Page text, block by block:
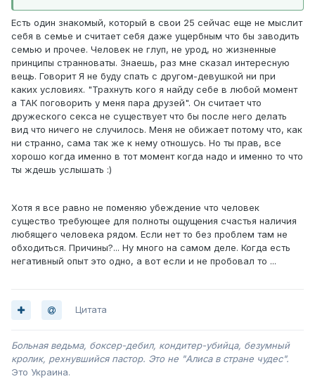
Есть один знакомый, который в свои 25 сейчас еще не мыслит
себя в семье и считает себя даже ущербным что бы заводить
семью и прочее. Человек не глуп, не урод, но жизненные
принципы странноваты. Знаешь, раз мне сказал интересную
вещь. Говорит Я не буду спать с другом-девушкой ни при
каких условиях. "Трахнуть кого я найду себе в любой момент
а ТАК поговорить у меня пара друзей". Он считает что
дружеского секса не существует что бы после него делать
вид что ничего не случилось. Меня не обижает потому что, как
ни странно, сама так же к нему отношусь. Но ты прав, все
хорошо когда именно в тот момент когда надо и именно то что
ты ждешь услышать :)
Хотя я все равно не поменяю убеждение что человек
существо требующее для полноты ощущения счастья наличия
любящего человека рядом. Если нет то без проблем там не
обходиться. Причины?... Ну много на самом деле. Когда есть
негативный опыт это одно, а вот если и не пробовал то ...
Цитата
Больная ведьма, боксер-дебил, кондитер-убийца, безумный
кролик, рехнувшийся пастор. Это не "Алиса в стране чудес".
Это Украина .